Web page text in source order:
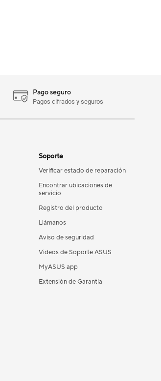
Pago seguro
Pagos cifrados y seguros
Soporte
Verificar estado de reparación
Encontrar ubicaciones de
servicio
Registro del producto
Llámanos
Aviso de seguridad
Videos de Soporte ASUS
MyASUS app
Extensión de Garantía